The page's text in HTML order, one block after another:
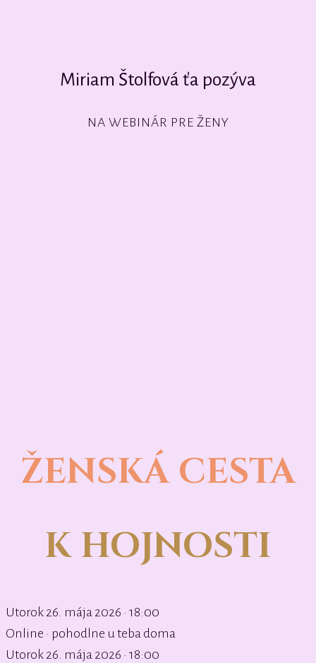
Miriam Štolfová ťa pozýva
NA WEBINÁR PRE ŽENY
ŽENSKÁ CESTA
K HOJNOSTI
Utorok 26. mája 2026 · 18:00
Online · pohodlne u teba doma
Utorok 26. mája 2026 · 18:00